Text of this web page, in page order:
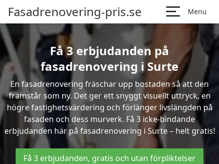
Fasadrenovering-pris.se Menu
Få 3 erbjudanden på
fasadrenovering i Surte
En fasadrenovering fräschar upp bostaden så att den
framstår som ny. Det ger ett snyggt visuellt uttryck, en
högre fastighetsvärdering och förlänger livslängden på
fasaden och dess murverk. Få 3 icke-bindande
erbjudanden här på fasadrenovering i Surte – helt gratis!
Få 3 erbjudanden, gratis och utan förpliktelser